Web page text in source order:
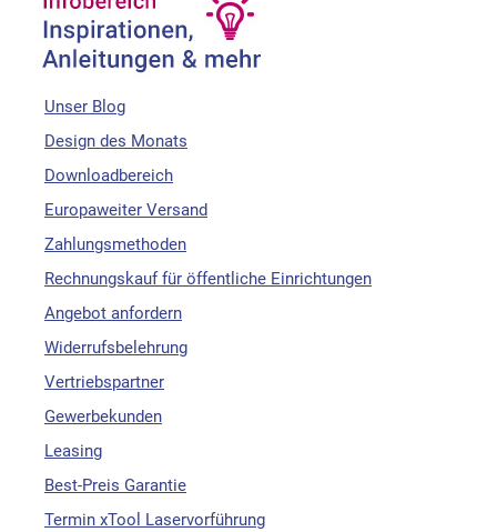
Unser Blog
Design des Monats
Downloadbereich
Europaweiter Versand
Zahlungsmethoden
Rechnungskauf für öffentliche Einrichtungen
Angebot anfordern
Widerrufsbelehrung
Vertriebspartner
Gewerbekunden
Leasing
Best-Preis Garantie
Termin xTool Laservorführung